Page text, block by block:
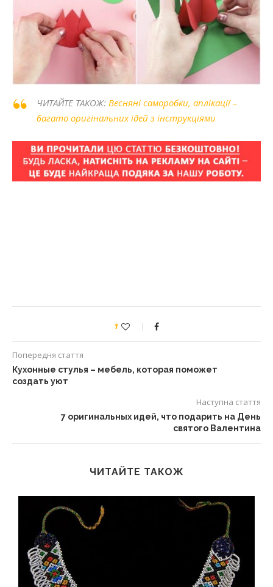
ЧИТАЙТЕ ТАКОЖ: Весняні саморобки, аплікації –
багато оригінальних ідей з інструкціями
1
Попередня стаття
Кухонные стулья – мебель, которая поможет
создать уют
Наступна стаття
7 оригинальных идей, что подарить на День
святого Валентина
ЧИТАЙТЕ ТАКОЖ